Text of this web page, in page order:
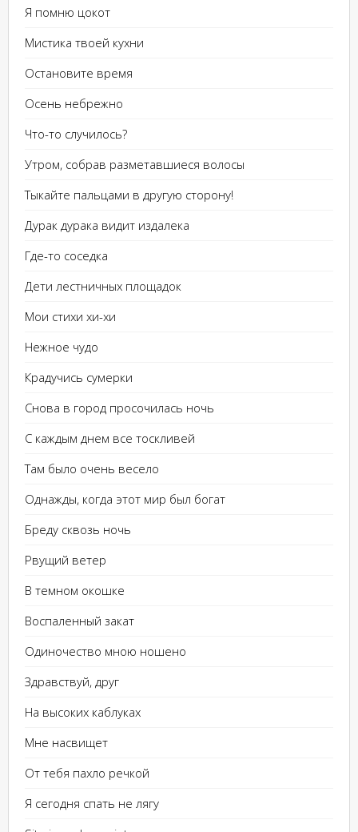
Я помню цокот
Мистика твоей кухни
Остановите время
Осень небрежно
Что-то случилось?
Утром, собрав разметавшиеся волосы
Тыкайте пальцами в другую сторону!
Дурак дурака видит издалека
Где-то соседка
Дети лестничных площадок
Мои стихи хи-хи
Нежное чудо
Крадучись сумерки
Снова в город просочилась ночь
С каждым днем все тоскливей
Там было очень весело
Однажды, когда этот мир был богат
Бреду сквозь ночь
Рвущий ветер
В темном окошке
Воспаленный закат
Одиночество мною ношено
Здравствуй, друг
На высоких каблуках
Мне насвищет
От тебя пахло речкой
Я сегодня спать не лягу